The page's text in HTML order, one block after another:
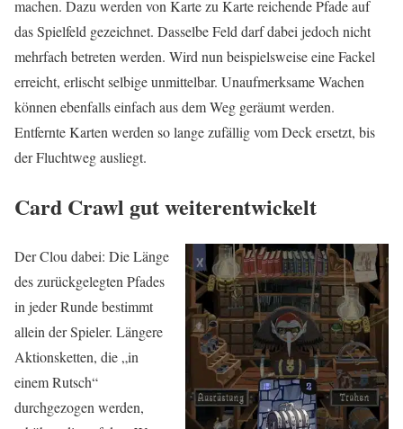
machen. Dazu werden von Karte zu Karte reichende Pfade auf
das Spielfeld gezeichnet. Dasselbe Feld darf dabei jedoch nicht
mehrfach betreten werden. Wird nun beispielsweise eine Fackel
erreicht, erlischt selbige unmittelbar. Unaufmerksame Wachen
können ebenfalls einfach aus dem Weg geräumt werden.
Entfernte Karten werden so lange zufällig vom Deck ersetzt, bis
der Fluchtweg ausliegt.
Card Crawl gut weiterentwickelt
Der Clou dabei: Die Länge
des zurückgelegten Pfades
in jeder Runde bestimmt
allein der Spieler. Längere
Aktionsketten, die „in
einem Rutsch“
durchgezogen werden,